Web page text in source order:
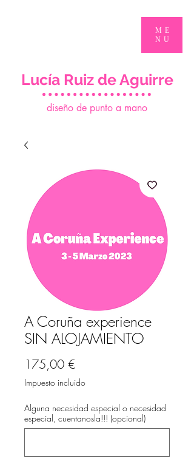
diseño de punto a mano
Lucía Ruiz de Aguirre
ME
NU
A Coruña experience
SIN ALOJAMIENTO
175,00 €Precio
Impuesto incluido
Alguna necesidad especial o necesidad
especial, cuentanosla!!! (opcional)